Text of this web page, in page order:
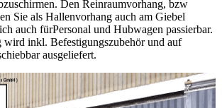
Den Reinraumvorhang, bzw
Sie als Hallenvorhang auch am Giebel
auch fürPersonal und Hubwagen passierbar.
wird inkl. Befestigungszubehör und auf
ausgeliefert.